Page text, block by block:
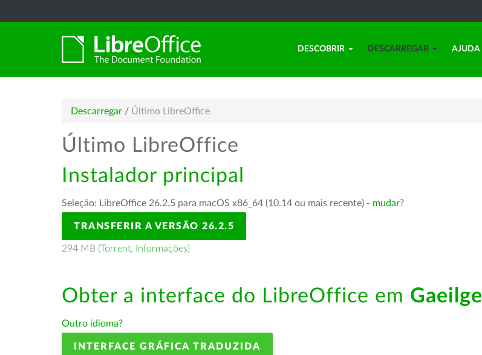
DESCOBRIR DESCARREGAR AJUDA
Descarregar / Último LibreOffice
Último LibreOffice
Instalador principal
Seleção: LibreOffice 26.2.5 para macOS x86_64 (10.14 ou mais recente) - mudar?
TRANSFERIR A VERSÃO 26.2.5
294 MB (Torrent, Informações)
Obter a interface do LibreOffice em Gaeilge
Outro idioma?
INTERFACE GRÁFICA TRADUZIDA